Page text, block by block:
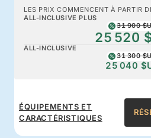
LES PRIX COMMENCENT À PARTIR
ALL-INCLUSIVE PLUS
31 900
25 520
ALL-INCLUSIVE
31 300
25 040
ÉQUIPEMENTS ET
CARACTÉRISTIQUES